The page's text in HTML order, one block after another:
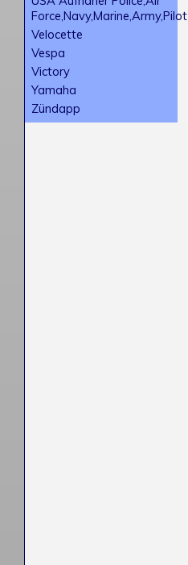
Force,Navy,Marine,Army,Pilot
Velocette
Vespa
Victory
Yamaha
Zündapp